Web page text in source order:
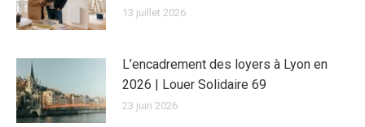
13 juillet 2026
L’encadrement des loyers à Lyon en
2026 | Louer Solidaire 69
23 juin 2026